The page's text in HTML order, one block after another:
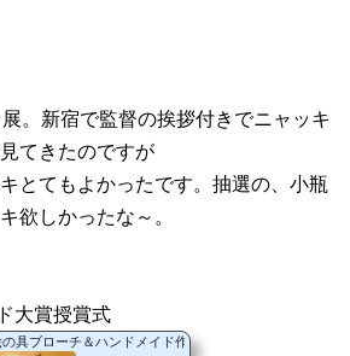
。新宿で監督の挨拶付きでニャッキ
てきたのですが
とてもよかったです。抽選の、小瓶
欲しかったな～。
大賞授賞式
具ブローチ＆ハンドメイド作品